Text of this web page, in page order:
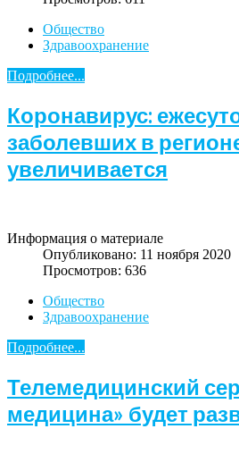
Общество
Здравоохранение
Подробнее...
Коронавирус:
заболевших в
увеличивается
Информация о материале
Опубликовано: 11 ноября 2020
Просмотров: 636
Общество
Здравоохранение
Подробнее...
Телемедицинский
медицина» будет